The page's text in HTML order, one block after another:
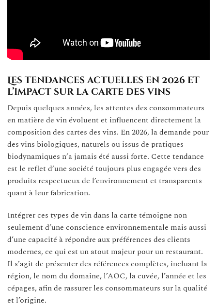
Les tendances actuelles en 2026 et
l’impact sur la carte des vins
Depuis quelques années, les attentes des consommateurs
en matière de vin évoluent et influencent directement la
composition des cartes des vins. En 2026, la demande pour
des vins biologiques, naturels ou issus de pratiques
biodynamiques n’a jamais été aussi forte. Cette tendance
est le reflet d’une société toujours plus engagée vers des
produits respectueux de l’environnement et transparents
quant à leur fabrication.
Intégrer ces types de vin dans la carte témoigne non
seulement d’une conscience environnementale mais aussi
d’une capacité à répondre aux préférences des clients
modernes, ce qui est un atout majeur pour un restaurant.
Il s’agit de présenter des références complètes, incluant la
région, le nom du domaine, l’AOC, la cuvée, l’année et les
cépages, afin de rassurer les consommateurs sur la qualité
et l’origine.